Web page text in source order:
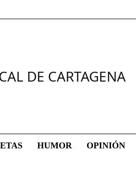
DE CARTAGENA
HUMOR OPINIÓN